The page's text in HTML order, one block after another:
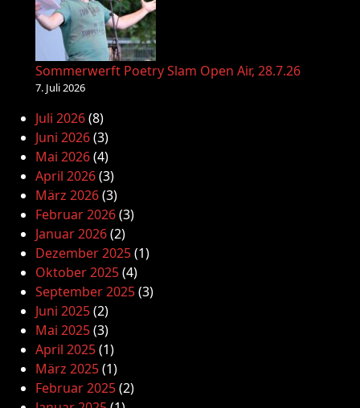
Sommerwerft Poetry Slam Open Air, 28.7.26
7. Juli 2026
Juli 2026(8)
Juni 2026(3)
Mai 2026(4)
April 2026(3)
März 2026(3)
Februar 2026(3)
Januar 2026(2)
Dezember 2025(1)
Oktober 2025(4)
September 2025(3)
Juni 2025(2)
Mai 2025(3)
April 2025(1)
März 2025(1)
Februar 2025(2)